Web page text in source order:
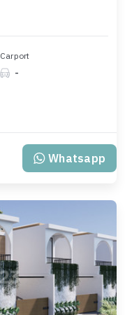
Carport
-
Whatsapp